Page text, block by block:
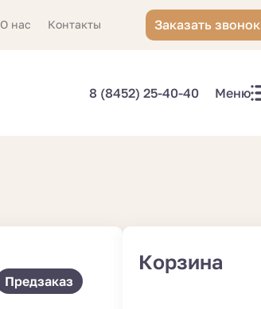
О нас Контакты Заказать звонок
8 (8452) 25-40-40 Меню
Предзаказ
Корзина